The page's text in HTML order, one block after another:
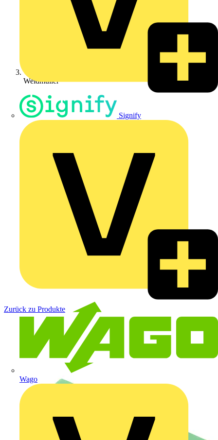
Signify
Wago
Weidmüller
Zurück zu Produkte